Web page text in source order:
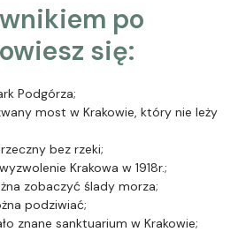
po
się:
Podgórza;
most w Krakowie, który nie leży
bez rzeki;
Krakowa w 1918r.;
zobaczyć ślady morza;
podziwiać;
znane sanktuarium w Krakowie;